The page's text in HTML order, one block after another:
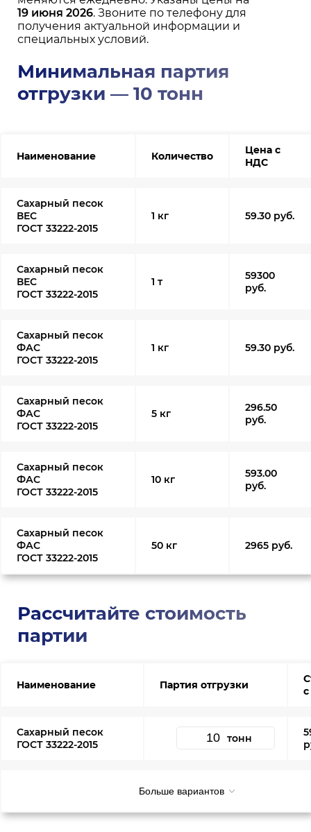
19 июня 2026. Звоните по телефону для
получения актуальной информации и
специальных условий.
Минимальная партия
отгрузки — 10 тонн
Наименование Количество
Цена с
НДС
Сахарный песок
ВЕС
ГОСТ 33222-2015
1 кг 59.30 руб.
Сахарный песок
ВЕС
ГОСТ 33222-2015
1 т
59300
руб.
Сахарный песок
ФАС
ГОСТ 33222-2015
1 кг 59.30 руб.
Сахарный песок
ФАС
ГОСТ 33222-2015
5 кг
296.50
руб.
Сахарный песок
ФАС
ГОСТ 33222-2015
10 кг
593.00
руб.
Сахарный песок
ФАС
ГОСТ 33222-2015
50 кг 2965 руб.
Рассчитайте стоимость
партии
Наименование Партия отгрузки
Сахарный песок
ГОСТ 33222-2015
тонн
Больше вариантов